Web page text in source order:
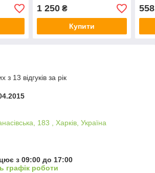
1 250₴
Купити
558
з 13 відгуків за рік
183 , Харків, Україна
з 09:00 до 17:00
графік роботи